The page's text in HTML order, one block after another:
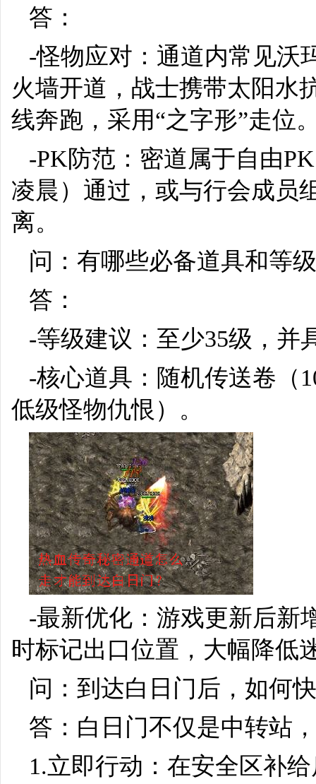
答：
-怪物应对：通道内常见沃
火墙开道，战士携带太阳水
线奔跑，采用“之字形”走位
-PK防范：密道属于自由
凌晨）通过，或与行会成员
离。
问：有哪些必备道具和等
答：
-等级建议：至少35级，并
-核心道具：随机传送卷（
低级怪物仇恨）。
-最新优化：游戏更新后新
时标记出口位置，大幅降低
问：到达白日门后，如何
答：白日门不仅是中转站
1.立即行动：在安全区补